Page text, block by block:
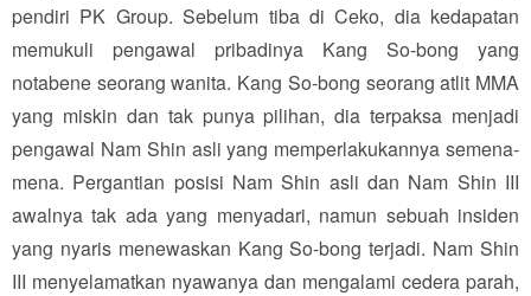
pendiri PK Group. Sebelum tiba di Ceko, dia kedapatan
memukuli pengawal pribadinya Kang So-bong yang
notabene seorang wanita. Kang So-bong seorang atlit MMA
yang miskin dan tak punya pilihan, dia terpaksa menjadi
pengawal Nam Shin asli yang memperlakukannya semena-
mena. Pergantian posisi Nam Shin asli dan Nam Shin III
awalnya tak ada yang menyadari, namun sebuah insiden
yang nyaris menewaskan Kang So-bong terjadi. Nam Shin
III menyelamatkan nyawanya dan mengalami cedera parah,